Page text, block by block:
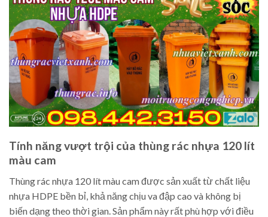
Tính năng vượt trội của thùng rác nhựa 120 lít
màu cam
Thùng rác nhựa 120 lít màu cam được sản xuất từ chất liệu
nhựa HDPE bền bỉ, khả năng chịu va đập cao và không bị
biến dạng theo thời gian. Sản phẩm này rất phù hợp với điều